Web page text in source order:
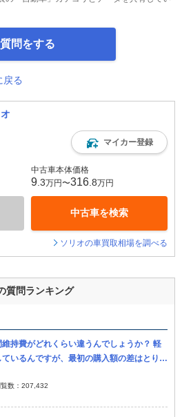
質問をする
戻る
マイカー登録
中古車本体価格
9 .3万円〜316 .8万円
中古車を検索
ソリオの車買取相場を調べる
質問ランキング
持費がどれくらい違うんでしょうか？ 軽
いるんですが、最初の購入額の差はとりあ
費の差がどうなるか自分なりに計算してみ
数： 207,432